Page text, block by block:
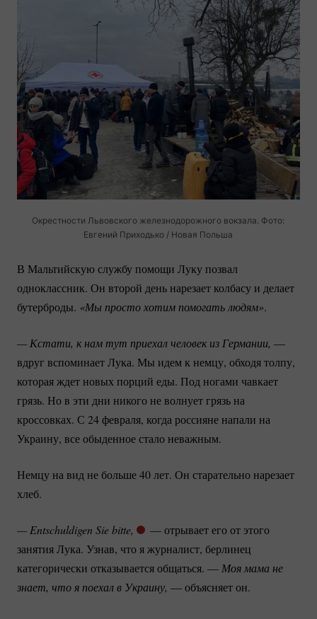
Окрестности Львовского железнодорожного вокзала. Фото:
Евгений Приходько / Новая Польша
В Мальтийскую службу помощи Луку позвал
одноклассник. Он второй день нарезает колбасу и делает
бутерброды. «Мы просто хотим помогать людям».
— Кстати, к нам тут приехал человек из Германии, —
вдруг вспоминает Лука. Мы идем к немцу, обходя толпу,
которая ждет новых порций еды. Под ногами чавкает
грязь. Но в эти дни никого не волнует грязь на
кроссовках. С 24 февраля, когда россияне напали на
Украину, все обыденное стало неважным.
Немцу на вид не больше 40 лет. Он старательно нарезает
хлеб.
— Entschuldigen Sie bitte,
— отрывает его от этого
занятия Лука. Узнав, что я журналист, берлинец
категорически отказывается общаться. — Моя мама не
знает, что я поехал в Украину, — объясняет он.